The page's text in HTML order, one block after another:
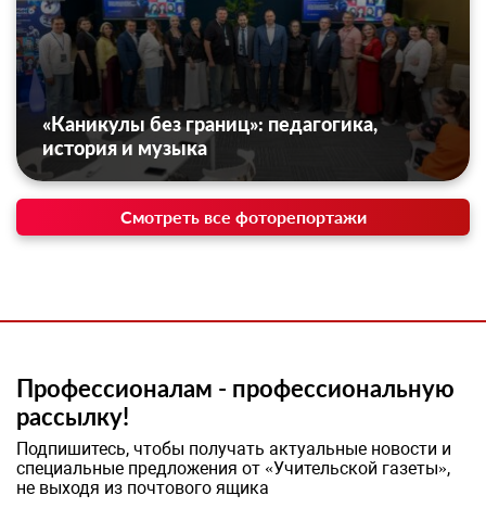
«Каникулы без границ»: педагогика,
история и музыка
Смотреть все фоторепортажи
Профессионалам - профессиональную
рассылку!
Подпишитесь, чтобы получать актуальные новости и
специальные предложения от «Учительской газеты»,
не выходя из почтового ящика